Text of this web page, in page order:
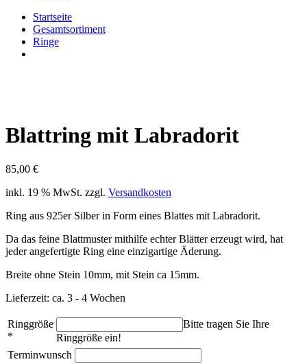
Startseite
Gesamtsortiment
Ringe
Blattring mit Labradorit
85,00 €
inkl. 19 % MwSt. zzgl. Versandkosten
Ring aus 925er Silber in Form eines Blattes mit Labradorit.
Da das feine Blattmuster mithilfe echter Blätter erzeugt wird, hat
jeder angefertigte Ring eine einzigartige Äderung.
Breite ohne Stein 10mm, mit Stein ca 15mm.
Lieferzeit: ca. 3 - 4 Wochen
Ringgröße
*
Bitte tragen Sie Ihre
Ringgröße ein!
Terminwunsch